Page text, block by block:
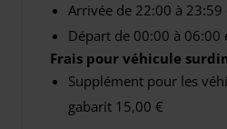
Arrivée de 22:00 à 23:59
Départ de 00:00 à 06:00
Frais pour véhicule
Supplément pour les
gabarit 15,00 €